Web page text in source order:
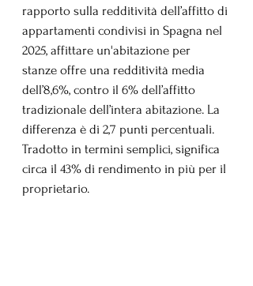
rapporto sulla redditività dell’affitto di
appartamenti condivisi in Spagna nel
2025, affittare un'abitazione per
stanze offre una redditività media
dell’8,6%, contro il 6% dell’affitto
tradizionale dell’intera abitazione. La
differenza è di 2,7 punti percentuali.
Tradotto in termini semplici, significa
circa il 43% di rendimento in più per il
proprietario.